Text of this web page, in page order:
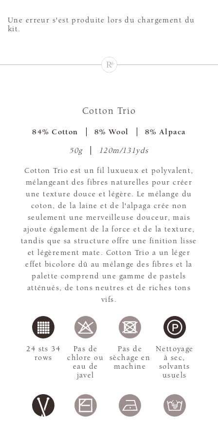
Une erreur s'est produite lors du chargement du
kit.
Cotton Trio
84% Cotton 8% Wool 8% Alpaca
50g 120m/131yds
Cotton Trio est un fil luxueux et polyvalent,
mélangeant des fibres naturelles pour créer
une texture douce et légère. Le mélange du
coton, de la laine et de l'alpaga crée non
seulement une merveilleuse douceur, mais
ajoute également de la force et de la texture,
tandis que sa structure offre une finition lisse
et légèrement mate. Cotton Trio a un léger
effet bicolore dû au mélange des fibres et la
palette comprend une gamme de pastels
atténués, de tons neutres et de riches tons
vifs.
24 sts 34
rows
Pas de
chlore ou
eau de
javel
Pas de
sèchage en
machine
Nettoyage
à sec,
solvants
usuels